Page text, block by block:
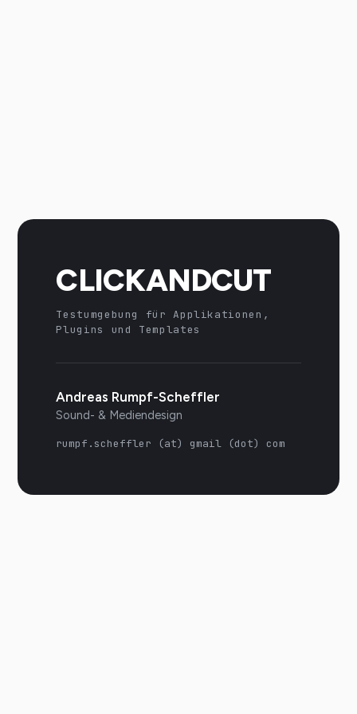
CLICKANDCUT
Testumgebung für Applikationen,
Plugins und Templates
Andreas Rumpf-Scheffler
Sound- & Mediendesign
rumpf.scheffler (at) gmail (dot) com